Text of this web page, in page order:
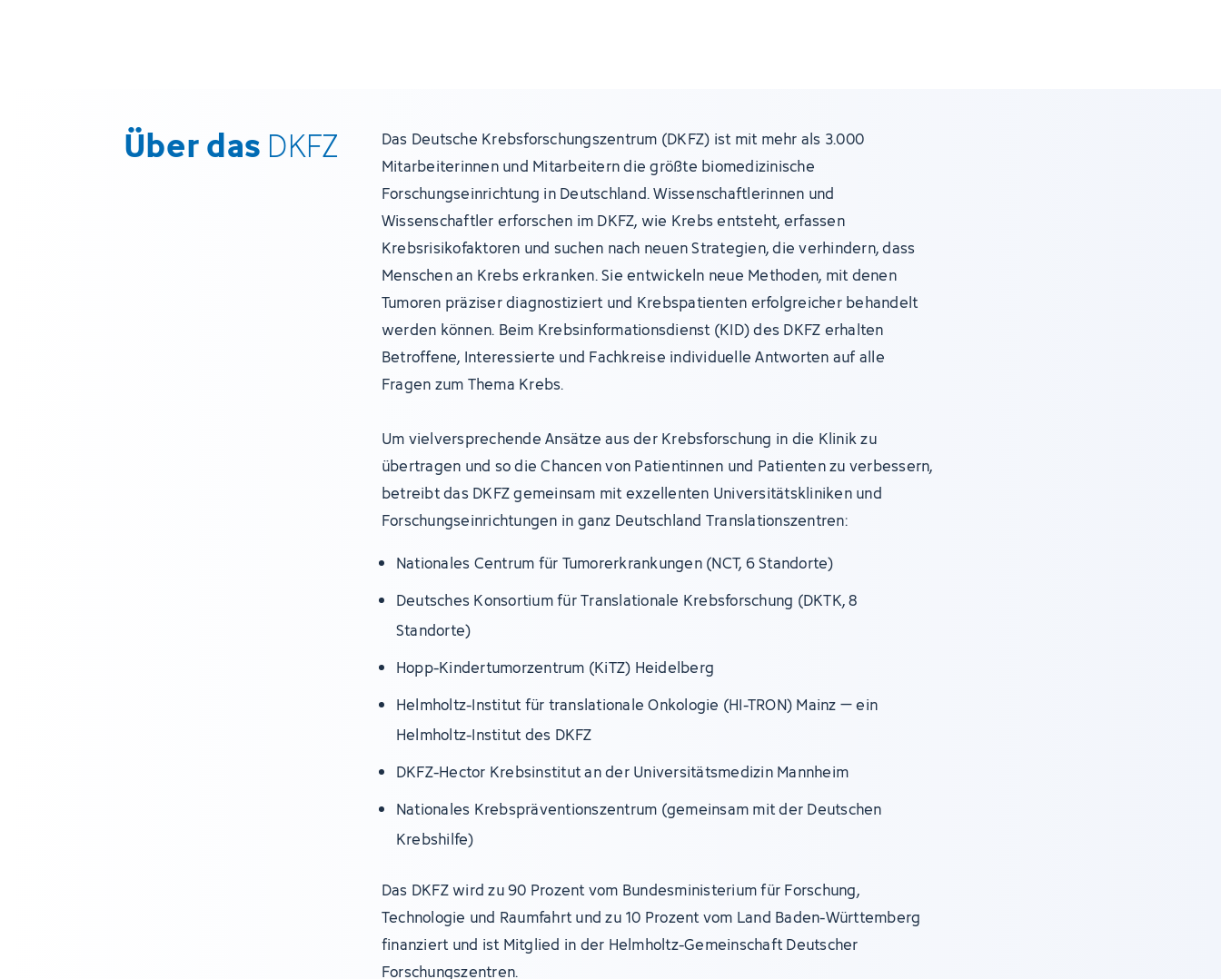
Über das DKFZ
Das Deutsche Krebsforschungszentrum (DKFZ) ist mit mehr als 3.000
Mitarbeiterinnen und Mitarbeitern die größte biomedizinische
Forschungseinrichtung in Deutschland. Wissenschaftlerinnen und
Wissenschaftler erforschen im DKFZ, wie Krebs entsteht, erfassen
Krebsrisikofaktoren und suchen nach neuen Strategien, die verhindern, dass
Menschen an Krebs erkranken. Sie entwickeln neue Methoden, mit denen
Tumoren präziser diagnostiziert und Krebspatienten erfolgreicher behandelt
werden können. Beim Krebsinformationsdienst (KID) des DKFZ erhalten
Betroffene, Interessierte und Fachkreise individuelle Antworten auf alle
Fragen zum Thema Krebs.
Um vielversprechende Ansätze aus der Krebsforschung in die Klinik zu
übertragen und so die Chancen von Patientinnen und Patienten zu verbessern,
betreibt das DKFZ gemeinsam mit exzellenten Universitätskliniken und
Forschungseinrichtungen in ganz Deutschland Translationszentren:
Nationales Centrum für Tumorerkrankungen (NCT, 6 Standorte)
Deutsches Konsortium für Translationale Krebsforschung (DKTK, 8
Standorte)
Hopp-Kindertumorzentrum (KiTZ) Heidelberg
Helmholtz-Institut für translationale Onkologie (HI-TRON) Mainz – ein
Helmholtz-Institut des DKFZ
DKFZ-Hector Krebsinstitut an der Universitätsmedizin Mannheim
Nationales Krebspräventionszentrum (gemeinsam mit der Deutschen
Krebshilfe)
Das DKFZ wird zu 90 Prozent vom Bundesministerium für Forschung,
Technologie und Raumfahrt und zu 10 Prozent vom Land Baden-Württemberg
finanziert und ist Mitglied in der Helmholtz-Gemeinschaft Deutscher
Forschungszentren.